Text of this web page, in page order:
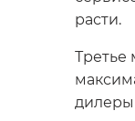
расти.
Третье
дилеры